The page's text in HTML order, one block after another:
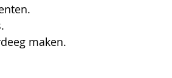
maken.